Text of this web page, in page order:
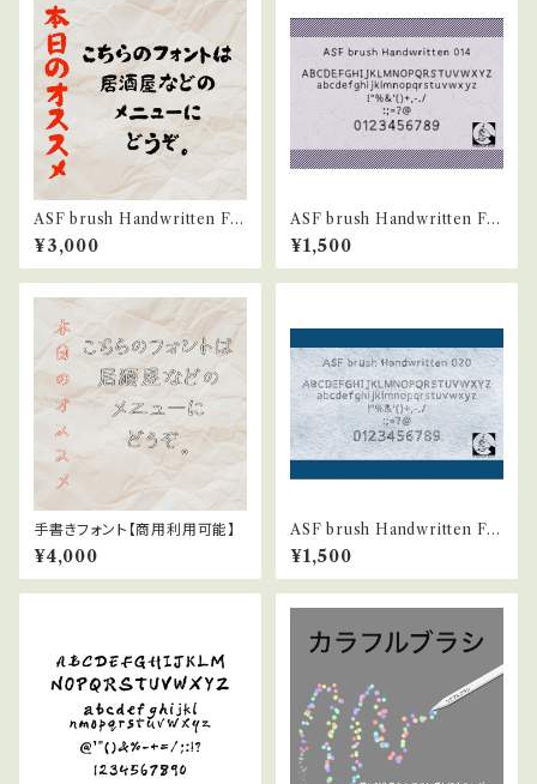
ASF brush Handwritten Fo
nt 005
¥3,000
ASF brush Handwritten Fo
nt 014
¥1,500
手書きフォント【商用利用可能】
¥4,000
ASF brush Handwritten Fo
nt 020
¥1,500